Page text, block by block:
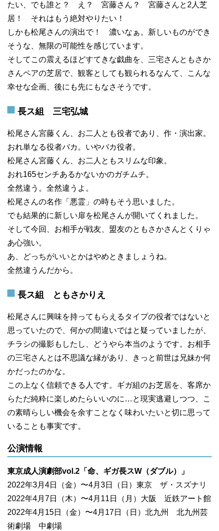
たい、でも誰と？ え？ 宮藤さん？ 宮藤さんと2人芝
居！ それはもう絶対やりたい！
しかも松尾さんの演出で！ 濃いなぁ。新しいものができ
そうな、無限の可能性を感じています。
そしてこの震えるほどすてきな戯曲を、三宅さんともさか
さんペアの芝居で、観客としても観られるなんて、こんな
幸せな企画、後にも先にもなさそうです。
長ス組 三宅弘城
松尾さん宮藤くん、お二人とも役者であり、作・演出家。
おれ単なる役者バカ。いやバカ役者。
松尾さん宮藤くん、お二人ともスリムな印象。
おれ165センチあるかないかのガチムチ。
全然違う。全然違うよ。
松尾さんの名作「悪霊」の時もそう思いました。
でも結果的に新しい扉を松尾さんが開いてくれました。
そして今回、お相手が戦友、盟友のともさかさんとくりゃ
あ心強い。
あ、どっちがいいとかはやめときましょうね。
全然違うんだから。
長ス組 ともさかりえ
松尾さんに興味を持ってもらえるタイプの役者ではないと
思っていたので、何かの間違いではと疑っていましたが、
チラシの撮影もしたし、どうやら本当のようです。お相手
の三宅さんとは不思議な縁があり、きっと前世は兄妹か何
かだったのかな。
この上なく信頼できる人です。ギガ組のお芝居を、客席か
らただ純粋に楽しめたらいいのに…と現実逃避しつつ、こ
の素晴らしい機会を余すことなく味わいたいと切に思って
いることも事実です。
公演情報
東京成人演劇部vol.2「命、ギガ長スW（ダブル）」
2022年3月4日（金）〜4月3日（日）東京 ザ・スズナリ
2022年4月7日（木）〜4月11日（月）大阪 近鉄アート館
2022年4月15日（金）〜4月17日（日）北九州 北九州芸
術劇場 中劇場